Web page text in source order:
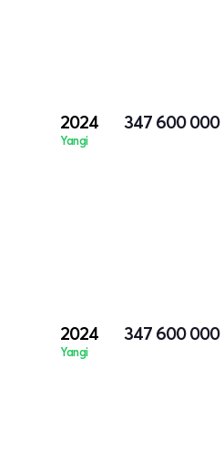
2024
Yangi
347 600 000
2024
Yangi
347 600 000